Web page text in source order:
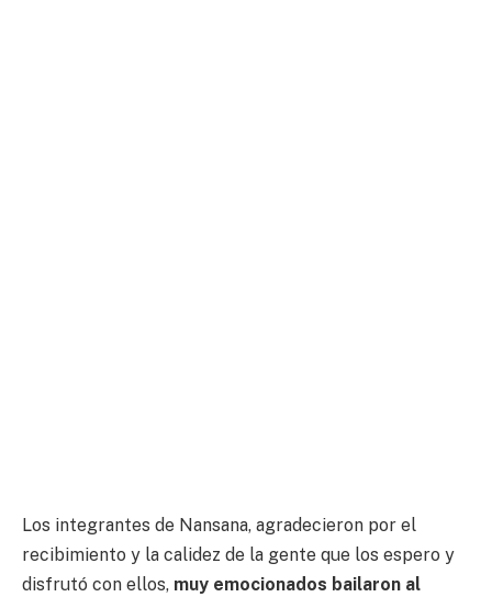
Los integrantes de Nansana, agradecieron por el
recibimiento y la calidez de la gente que los espero y
disfrutó con ellos, muy emocionados bailaron al